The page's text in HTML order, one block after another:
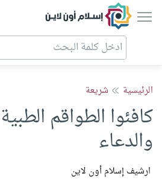
إسلام أون لاين
الرئيسية شريعة
كافئوا الطواقم
والدعاء
ارشيف إسلام أون لاين